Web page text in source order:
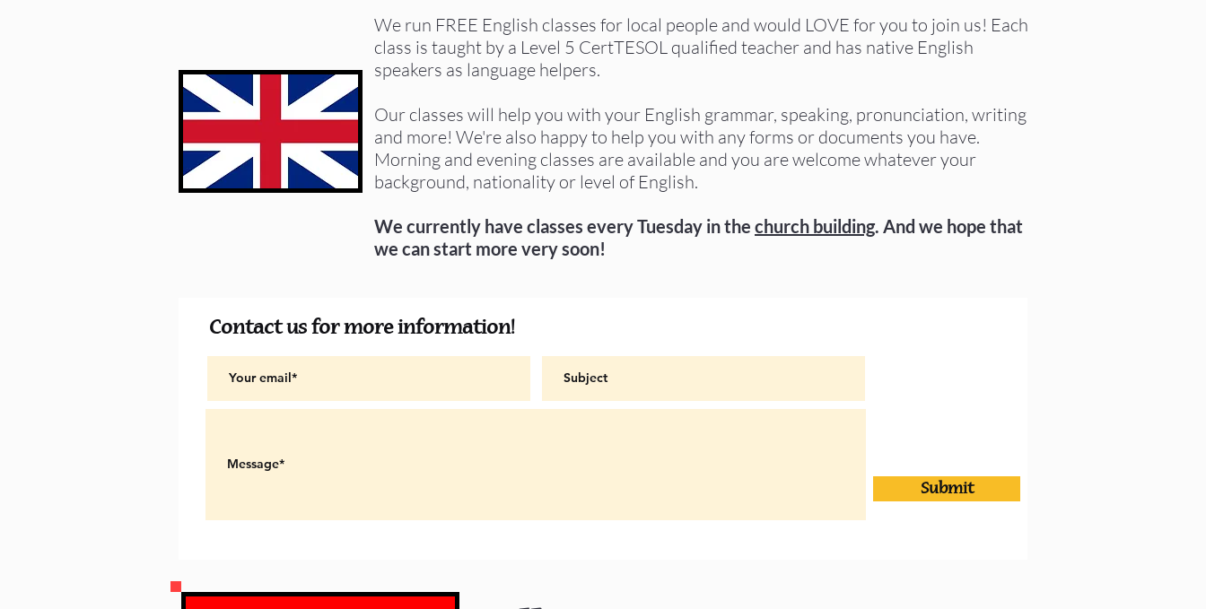
We run FREE English classes for local people and would LOVE for you to join us! Each
class is taught by a Level 5 CertTESOL qualified teacher and has native English
speakers as language helpers.
Our classes will help you with your English grammar, speaking, pronunciation, writing
and more! We're also happy to help you with any forms or documents you have.
Morning and evening classes are available and you are welcome whatever your
background, nationality or level of English.
We currently have classes every Tuesday in the church building. And we hope that
we can start more very soon!
Contact us for more information!
Submit